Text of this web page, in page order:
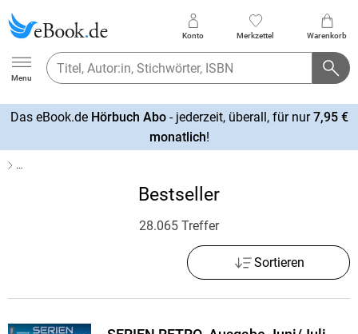
Ebook.de
Menu
Konto Merkzettel Warenkorb
Das eBook.de Hörbuch Abo- jederzeit, überall, für nur7,95 €
monatlich!
…
Bestseller
28.065 Treffer
Sortieren